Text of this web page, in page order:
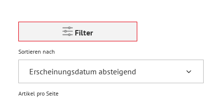
Filter
Sortieren nach
Artikel pro Seite